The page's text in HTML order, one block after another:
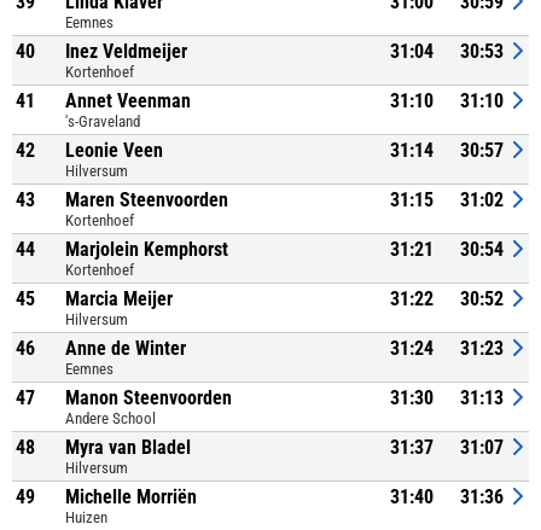
Eemnes
40 Inez Veldmeijer
Kortenhoef
31:04 30:53
41 Annet Veenman
's-Graveland
31:10 31:10
42 Leonie Veen
Hilversum
31:14 30:57
43 Maren Steenvoorden
Kortenhoef
31:15 31:02
44 Marjolein Kemphorst
Kortenhoef
31:21 30:54
45 Marcia Meijer
Hilversum
31:22 30:52
46 Anne de Winter
Eemnes
31:24 31:23
47 Manon Steenvoorden
Andere School
31:30 31:13
48 Myra van Bladel
Hilversum
31:37 31:07
49 Michelle Morriën
Huizen
31:40 31:36